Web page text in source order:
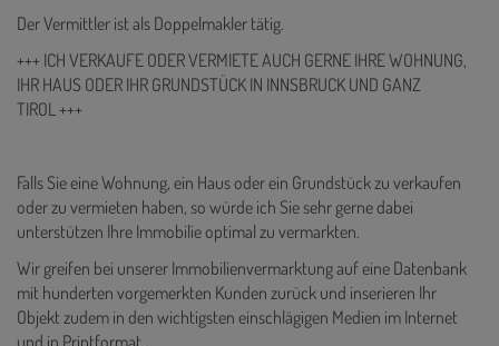
Der Vermittler ist als Doppelmakler tätig.
+++ ICH VERKAUFE ODER VERMIETE AUCH GERNE IHRE WOHNUNG,
IHR HAUS ODER IHR GRUNDSTÜCK IN INNSBRUCK UND GANZ
TIROL +++
Falls Sie eine Wohnung, ein Haus oder ein Grundstück zu verkaufen
oder zu vermieten haben, so würde ich Sie sehr gerne dabei
unterstützen Ihre Immobilie optimal zu vermarkten.
Wir greifen bei unserer Immobilienvermarktung auf eine Datenbank
mit hunderten vorgemerkten Kunden zurück und inserieren Ihr
Objekt zudem in den wichtigsten einschlägigen Medien im Internet